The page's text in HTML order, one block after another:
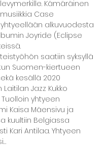
Kämäräinen
Case
alkuvuodesta
Joyride (Eclipse
saatiin syksyllä
Suomen-kiertueen
kesällä 2020
Jazz Kukko
yhtyeen
Kaisa Mäensivu ja
kuultiin Belgiassa
Kari Antilaa. Yhtyeen